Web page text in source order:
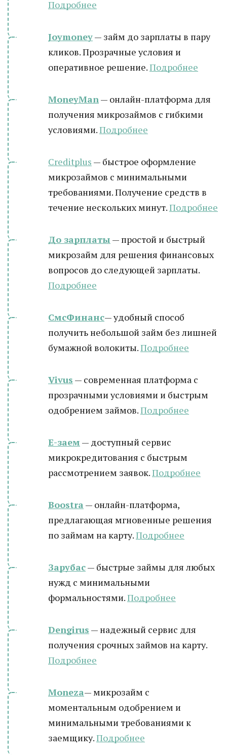
Подробнее
Joymoney— займ до зарплаты в пару
кликов. Прозрачные условия и
оперативное решение.Подробнее
MoneyMan— онлайн-платформа для
получения микрозаймов с гибкими
условиями.Подробнее
Creditplus — быстрое оформление
микрозаймов с минимальными
требованиями. Получение средств в
течение нескольких минут.Подробнее
До зарплаты — простой и быстрый
микрозайм для решения финансовых
вопросов до следующей зарплаты.
Подробнее
СмсФинанс— удобный способ
получить небольшой займ без лишней
бумажной волокиты.Подробнее
Vivus — современная платформа с
прозрачными условиями и быстрым
одобрением займов.Подробнее
Е-заем — доступный сервис
микрокредитования с быстрым
рассмотрением заявок.Подробнее
Boostra — онлайн-платформа,
предлагающая мгновенные решения
по займам на карту.Подробнее
Зарубас— быстрые займы для любых
нужд с минимальными
формальностями.Подробнее
Dengirus — надежный сервис для
получения срочных займов на карту.
Подробнее
Moneza— микрозайм с
моментальным одобрением и
минимальными требованиями к
заемщику.Подробнее